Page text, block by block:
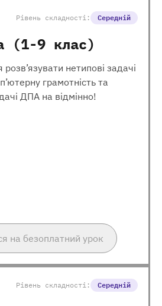
Рівень складності: Середній
(1-9 клас)
нетипові задачі
грамотність та
ДПА на відмінно!
на безоплатний урок
Рівень складності: Середній